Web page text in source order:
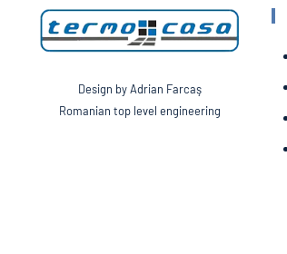
Design by Adrian Farcaş
Romanian top level engineering